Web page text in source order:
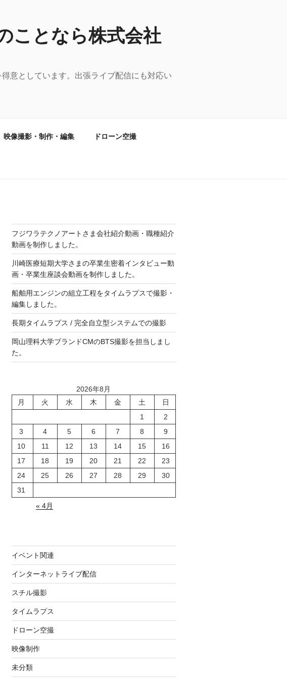
ことなら株式会社
意としています。出張ライブ配信にも対応い
映像撮影・制作・編集 ドローン空撮
フジワラテクノアートさま会社紹介動画・職種紹介
動画を制作しました。
川崎医療短期大学さまの卒業生密着インタビュー動
画・卒業生座談会動画を制作しました。
船舶用エンジンの組立工程をタイムラプスで撮影・
編集しました。
長期タイムラプス / 完全自立型システムでの撮影
岡山理科大学ブランドCMのBTS撮影を担当しまし
た。
2026年8月
月
火 水 木 金 土
日
1
2
3
4 5 6 7 8
9
10
11 12 13 14 15
16
17
18 19 20 21 22
23
24
25 26 27 28 29
30
31
« 4月
イベント関連
インターネットライブ配信
スチル撮影
タイムラプス
ドローン空撮
映像制作
未分類